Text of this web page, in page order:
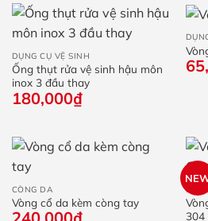
đến
DỤNG CỤ VỆ SINH
Ống thụt rửa vệ sinh hậu môn
inox 3 đầu thay
180,000₫
CÒNG DA
Vòng cổ da kèm còng tay
HỖ
304